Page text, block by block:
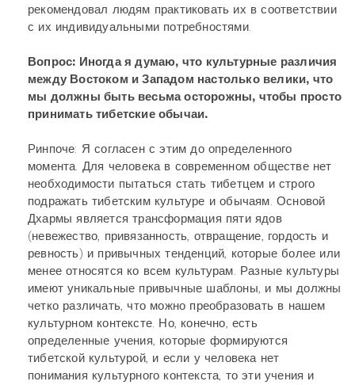
рекомендовал людям практиковать их в соответствии
с их индивидуальными потребностями.
Вопрос: Иногда я думаю, что культурные различия
между Востоком и Западом настолько велики, что
мы должны быть весьма осторожны, чтобы просто
принимать тибетские обычаи.
Ринпоче: Я согласен с этим до определенного
момента. Для человека в современном обществе нет
необходимости пытаться стать тибетцем и строго
подражать тибетским культуре и обычаям. Основой
Дхармы является трансформация пяти ядов
(невежество, привязанность, отвращение, гордость и
ревность) и привычных тенденций, которые более или
менее относятся ко всем культурам. Разные культуры
имеют уникальные привычные шаблоны, и мы должны
четко различать, что можно преобразовать в нашем
культурном контексте. Но, конечно, есть
определенные учения, которые формируются
тибетской культурой, и если у человека нет
понимания культурного контекста, то эти учения и